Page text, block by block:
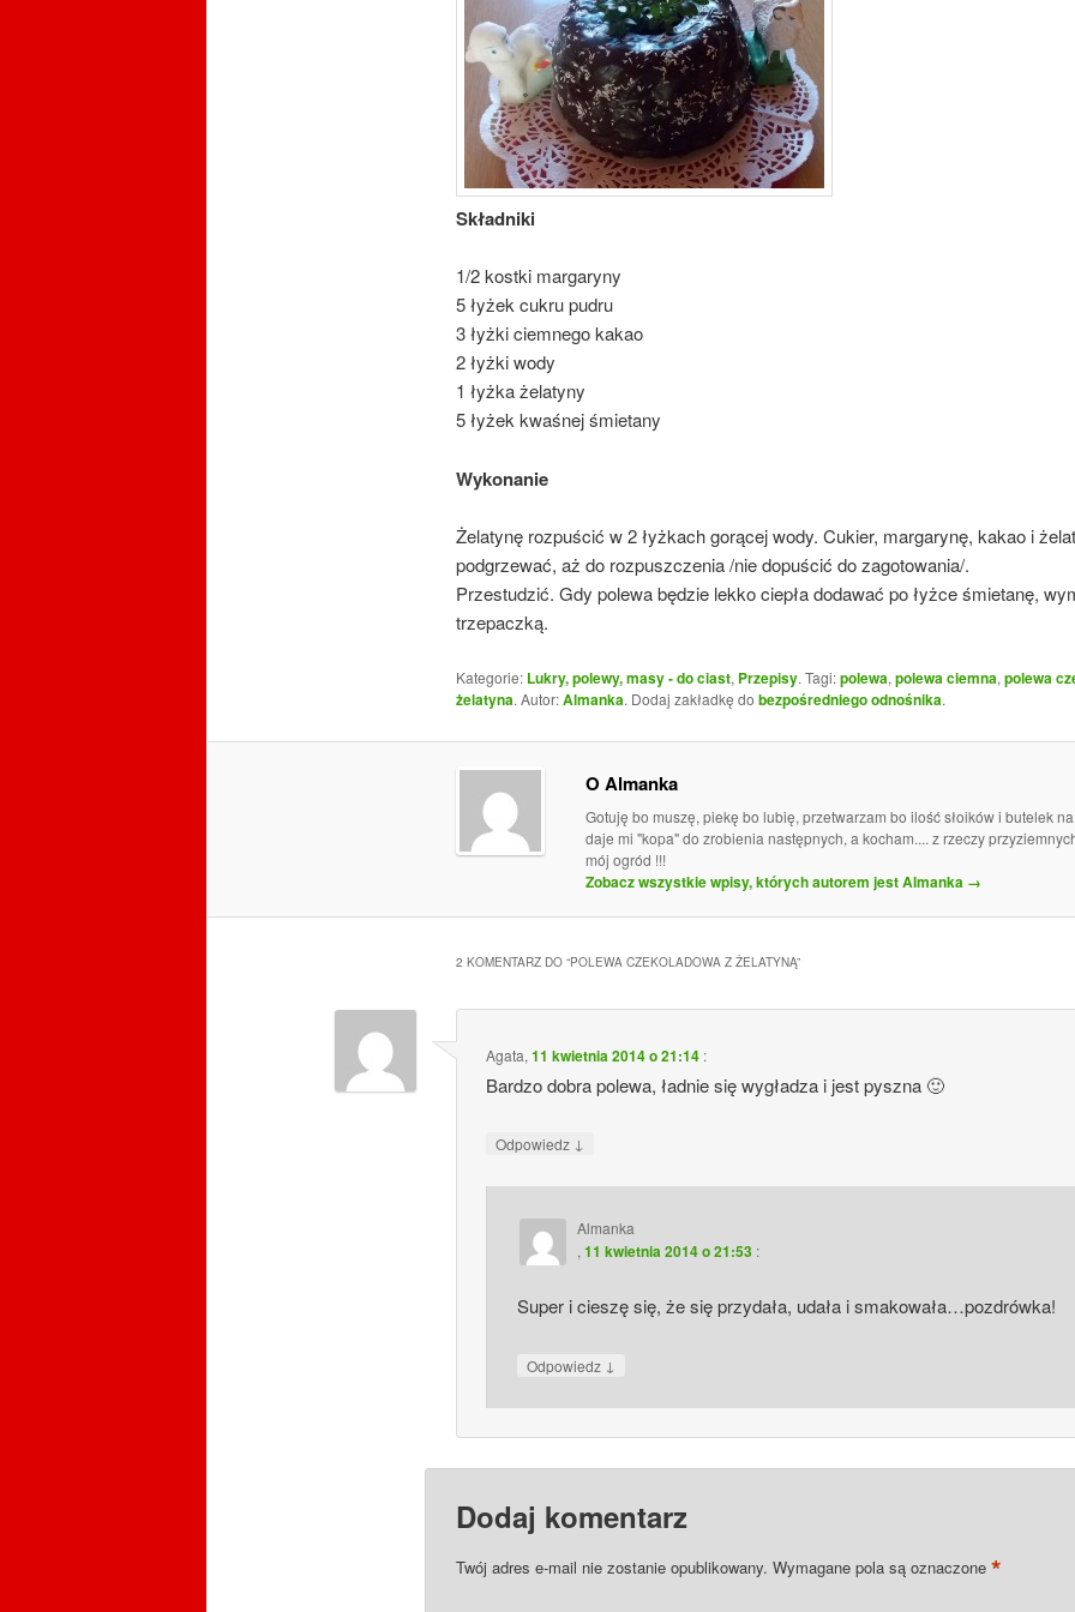
Składniki
1/2 kostki margaryny
5 łyżek cukru pudru
3 łyżki ciemnego kakao
2 łyżki wody
1 łyżka żelatyny
5 łyżek kwaśnej śmietany
Wykonanie
Żelatynę rozpuścić w 2 łyżkach gorącej wody. Cukier, margarynę, kakao i
podgrzewać, aż do rozpuszczenia /nie dopuścić do zagotowania/.
Przestudzić. Gdy polewa będzie lekko ciepła dodawać po łyżce śmietanę,
trzepaczką.
Kategorie: Lukry, polewy, masy - do ciast, Przepisy. Tagi:polewa, polewa ciemna, polewa
żelatyna. Autor:Almanka. Dodaj zakładkę do bezpośredniego odnośnika.
O Almanka
Gotuję bo muszę, piekę bo lubię, przetwarzam bo ilość słoików i butelek
daje mi "kopa" do zrobienia następnych, a kocham.... z rzeczy
mój ogród !!!
Zobacz wszystkie wpisy, których autorem jest Almanka →
2 KOMENTARZ DO “POLEWA CZEKOLADOWA Z ŻELATYNĄ”
Agata,11 kwietnia 2014 o 21:14 :
Bardzo dobra polewa, ładnie się wygładza i jest pyszna 🙂
Odpowiedz ↓
Almanka
, 11 kwietnia 2014 o 21:53 :
Super i cieszę się, że się przydała, udała i smakowała…pozdrówka!
Odpowiedz ↓
Dodaj komentarz
Twój adres e-mail nie zostanie opublikowany. Wymagane pola są oznaczone *